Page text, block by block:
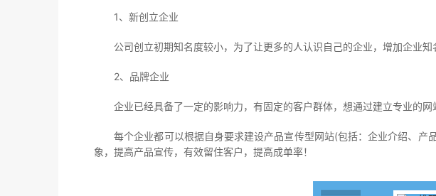
1、新创立企业
公司创立初期知名度较小，为了让更多的人认识自己的企业，增加企业知
2、品牌企业
企业已经具备了一定的影响力，有固定的客户群体，想通过建立专业的网
每个企业都可以根据自身要求建设产品宣传型网站(包括：企业介绍、产
象，提高产品宣传，有效留住客户，提高成单率！